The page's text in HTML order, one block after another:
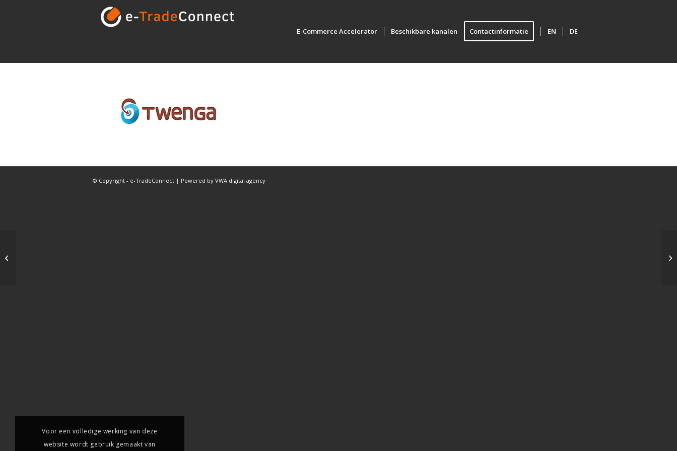
E-Commerce Accelerator Beschikbare kanalen Contactinformatie EN DE
© Copyright - e-TradeConnect | Powered byVWA digital agency
Voor een volledige werking van deze
website wordt gebruik gemaakt van